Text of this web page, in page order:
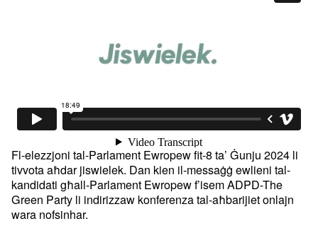
Fl-elezzjoni tal-Parlament Ewropew fit-8 ta’ Ġunju 2024 li
tivvota aħdar jiswielek. Dan kien il-messaġġ ewlieni tal-
kandidati għall-Parlament Ewropew f’isem ADPD-The
Green Party li indirizzaw konferenza tal-aħbarijiet onlajn
wara nofsinhar.